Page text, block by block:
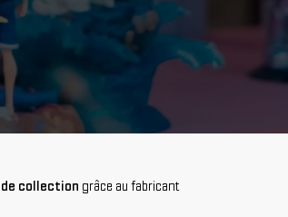
collection grâce au fabricant